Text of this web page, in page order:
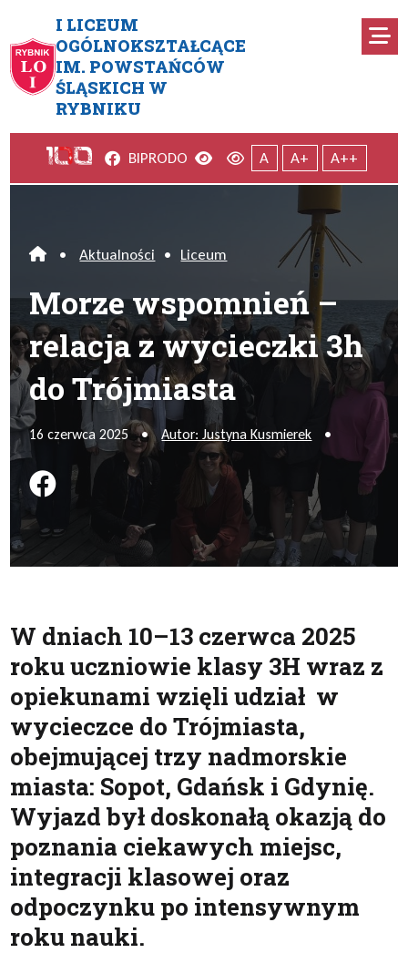
I LICEUM
OGÓLNOKSZTAŁCĄCE
IM. POWSTAŃCÓW
ŚLĄSKICH W
RYBNIKU
Morze wspomnień – relacja
Facebook
BIPRODO Wersja kontrastowa
Wersja domyślna
A A+ A++
Home
• Aktualności • Liceum
Morze wspomnień –
relacja z wycieczki 3h
do Trójmiasta
16 czerwca 2025 • Autor: Justyna Kusmierek •
Podziel się na FB
W dniach 10–13 czerwca 2025
roku uczniowie klasy 3H wraz z
opiekunami wzięli udział w
wycieczce do Trójmiasta,
obejmującej trzy nadmorskie
miasta: Sopot, Gdańsk i Gdynię.
Wyjazd był doskonałą okazją do
poznania ciekawych miejsc,
integracji klasowej oraz
odpoczynku po intensywnym
roku nauki.